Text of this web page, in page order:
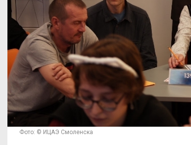
Фото: © ИЦАЭ Смоленска